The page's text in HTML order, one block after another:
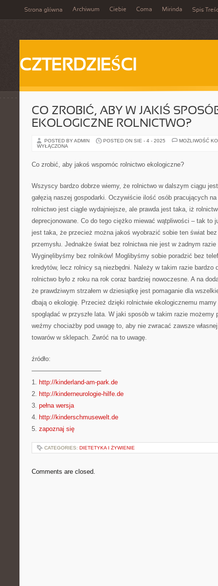
Strona główna Archiwum Ciebie Coma Mirinda Spis
CZTERDZIEŚCI
CO ZROBIĆ, ABY W JAKIŚ
EKOLOGICZNE ROLNICTWO?
POSTED BY ADMIN POSTED ON SIE - 4 - 2025
MOŻLIWOŚĆ
WYŁĄCZONA
Co zrobić, aby jakoś wspomóc rolnictwo ekologiczne?
Wszyscy bardzo dobrze wiemy, że rolnictwo w dalszym ciągu
gałęzią naszej gospodarki. Oczywiście ilość osób pracujących
rolnictwo jest ciągle wydajniejsze, ale prawda jest taka, iż
deprecjonowane. Co do tego ciężko miewać wątpliwości – tak to
jest taka, że przecież można jakoś wyobrazić sobie ten świat bez
przemysłu. Jednakże świat bez rolnictwa nie jest w żadnym razie
Wyginęlibyśmy bez rolników! Moglibyśmy sobie poradzić bez
kredytów, lecz rolnicy są niezbędni. Należy w takim razie bardzo
rolnictwo było z roku na rok coraz bardziej nowoczesne. A na
że prawdziwym strzałem w dziesiątkę jest pomaganie dla
dbają o ekologię. Przecież dzięki rolnictwie ekologicznemu
spoglądać w przyszłe lata. W jaki sposób w takim razie możemy
weźmy chociażby pod uwagę to, aby nie zwracać zawsze
towarów w sklepach. Zwróć na to uwagę.
źródło:
———————————
1. http://kinderland-am-park.de
2. http://kinderneurologie-hilfe.de
3. pełna wersja
4. http://kinderschmusewelt.de
5. zapoznaj się
CATEGORIES: DIETETYKA I ŻYWIENIE
Comments are closed.